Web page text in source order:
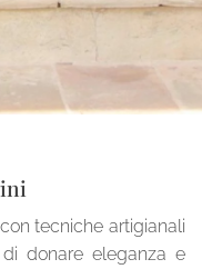
tecniche artigianali
donare eleganza e